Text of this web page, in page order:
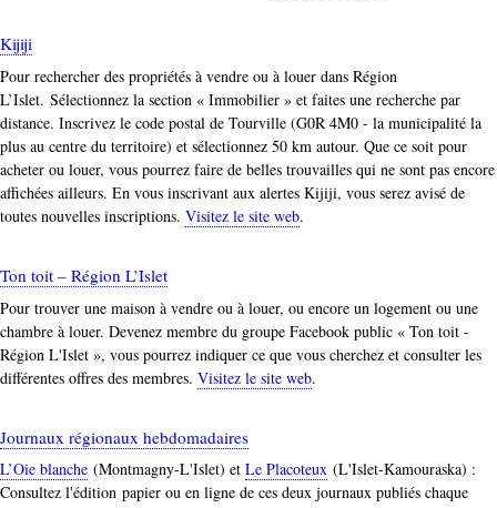
Kijiji
Pour rechercher des propriétés à vendre ou à louer dans Région
L’Islet. Sélectionnez la section « Immobilier » et faites une recherche par
distance. Inscrivez le code postal de Tourville (G0R 4M0 - la municipalité la
plus au centre du territoire) et sélectionnez 50 km autour. Que ce soit pour
acheter ou louer, vous pourrez faire de belles trouvailles qui ne sont pas encore
affichées ailleurs. En vous inscrivant aux alertes Kijiji, vous serez avisé de
toutes nouvelles inscriptions. Visitez le site web.
Ton toit – Région L’Islet
Pour trouver une maison à vendre ou à louer, ou encore un logement ou une
chambre à louer. Devenez membre du groupe Facebook public « Ton toit -
Région L'Islet », vous pourrez indiquer ce que vous cherchez et consulter les
différentes offres des membres. Visitez le site web.
Journaux régionaux hebdomadaires
L’Oie blanche (Montmagny-L'Islet) et Le Placoteux (L'Islet-Kamouraska) :
Consultez l'édition papier ou en ligne de ces deux journaux publiés chaque